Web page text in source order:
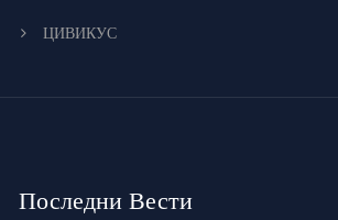
ЦИВИКУС
Последни Вести